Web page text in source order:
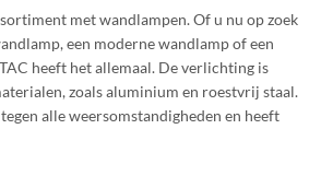
met wandlampen. Of u nu op zoek
een moderne wandlamp of een
heeft het allemaal. De verlichting is
zoals aluminium en roestvrij staal.
alle weersomstandigheden en heeft